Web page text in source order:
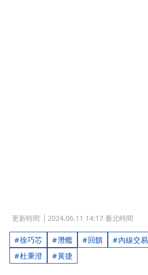
更新時間 2024.06.11 14:17 臺北時間
徐巧芯 潛艦 回饋 內線交易
杜秉澄
黃捷